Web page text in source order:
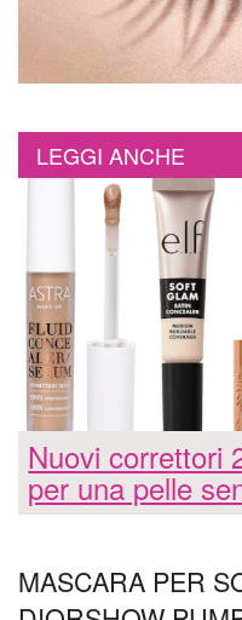
LEGGI ANCHE
Nuovi correttori
per una pelle
MASCARA PER